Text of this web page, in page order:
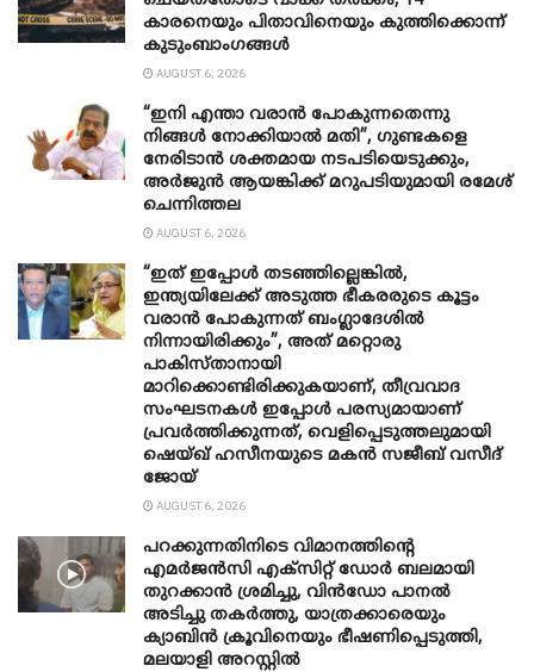
കാരനെയും പിതാവിനെയും കുത്തിക്കൊന്ന്
കുടുംബാംഗങ്ങള്‍
AUGUST 6, 2026
“ഇനി എന്താ വരാന്‍ പോകുന്നതെന്നു
നിങ്ങള്‍ നോക്കിയാല്‍ മതി”, ഗുണ്ടകളെ
നേരിടാന്‍ ശക്തമായ നടപടിയെടുക്കും,
അര്‍ജുന്‍ ആയങ്കിക്ക് മറുപടിയുമായി രമേശ്
ചെന്നിത്തല
AUGUST 6, 2026
“ഇത് ഇപ്പോൾ തടഞ്ഞില്ലെങ്കിൽ,
ഇന്ത്യയിലേക്ക് അടുത്ത ഭീകരരുടെ കൂട്ടം
വരാൻ പോകുന്നത് ബംഗ്ലാദേശിൽ
നിന്നായിരിക്കും”, അത് മറ്റൊരു
പാകിസ്താനായി
മാറിക്കൊണ്ടിരിക്കുകയാണ്, തീവ്രവാദ
സംഘടനകൾ ഇപ്പോൾ പരസ്യമായാണ്
പ്രവര്‍ത്തിക്കുന്നത്, വെളിപ്പെടുത്തലുമായി
ഷെയ്ഖ് ഹസീനയുടെ മകൻ സജീബ് വസീദ്
ജോയ്
AUGUST 6, 2026
പറക്കുന്നതിനിടെ വിമാനത്തിന്റെ
എമർജൻസി എക്സിറ്റ് ഡോർ ബലമായി
തുറക്കാൻ ശ്രമിച്ചു, വിൻഡോ പാനൽ
അടിച്ചു തകര്‍ത്തു, യാത്രക്കാരെയും
ക്യാബിൻ ക്രൂവിനെയും ഭീഷണിപ്പെടുത്തി,
മലയാളി അറസ്റ്റിൽ